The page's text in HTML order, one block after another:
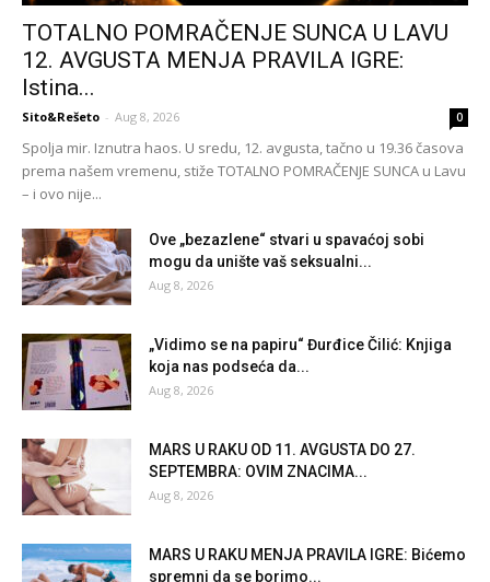
TOTALNO POMRAČENJE SUNCA U LAVU
12. AVGUSTA MENJA PRAVILA IGRE:
Istina...
Sito&Rešeto - Aug 8, 2026 0
Spolja mir. Iznutra haos. U sredu, 12. avgusta, tačno u 19.36 časova
prema našem vremenu, stiže TOTALNO POMRAČENJE SUNCA u Lavu
– i ovo nije...
Ove „bezazlene“ stvari u spavaćoj sobi
mogu da unište vaš seksualni...
Aug 8, 2026
„Vidimo se na papiru“ Đurđice Čilić: Knjiga
koja nas podseća da...
Aug 8, 2026
MARS U RAKU OD 11. AVGUSTA DO 27.
SEPTEMBRA: OVIM ZNACIMA...
Aug 8, 2026
MARS U RAKU MENJA PRAVILA IGRE: Bićemo
spremni da se borimo...